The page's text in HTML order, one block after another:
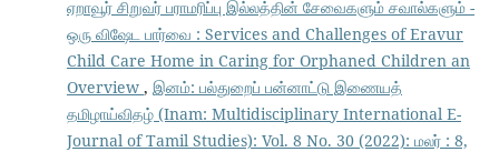
ஏறாவூர் சிறுவர் பராமரிப்பு இல்லத்தின் சேவைகளும் சவால்களும் -
ஒரு விஷேட பார்வை : Services and Challenges of Eravur
Child Care Home in Caring for Orphaned Children an
Overview , இனம்: பல்துறைப் பன்னாட்டு இணையத்
தமிழாய்விதழ் (Inam: Multidisciplinary International E-
Journal of Tamil Studies): Vol. 8 No. 30 (2022): மலர் : 8,